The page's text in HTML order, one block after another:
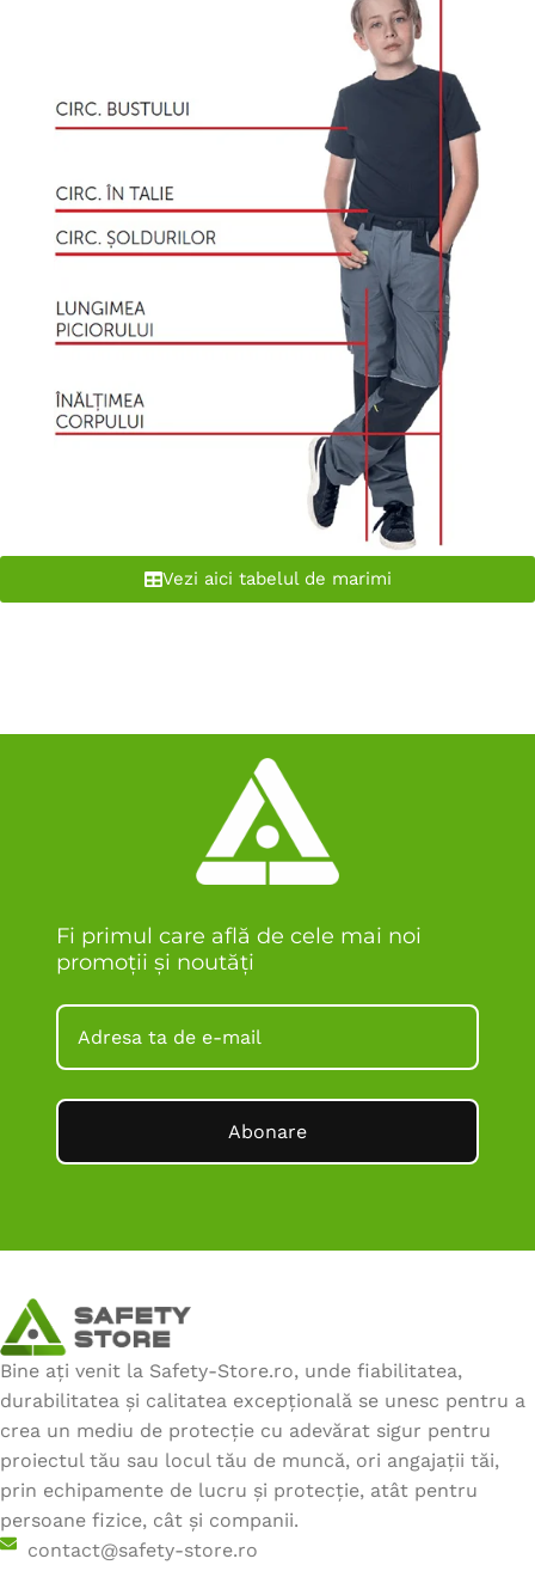
Vezi aici tabelul de marimi
Fi primul care află de cele mai noi
promoții și noutăți
Abonare
Bine ați venit la Safety-Store.ro, unde fiabilitatea,
durabilitatea și calitatea excepțională se unesc pentru a
crea un mediu de protecție cu adevărat sigur pentru
proiectul tău sau locul tău de muncă, ori angajații tăi,
prin echipamente de lucru și protecție, atât pentru
persoane fizice, cât și companii.
contact@safety-store.ro